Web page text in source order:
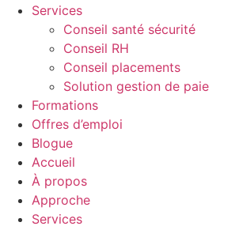
Services
Conseil santé sécurité
Conseil RH
Conseil placements
Solution gestion de paie
Formations
Offres d’emploi
Blogue
Accueil
À propos
Approche
Services